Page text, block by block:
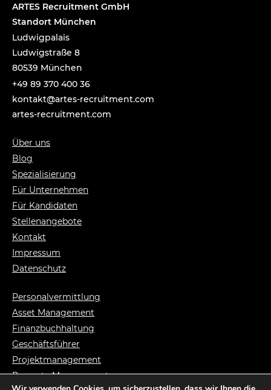
ARTES Recruitment GmbH
Standort München
Ludwigpalais
Ludwigstraße 8
80539 München
+49 89 370 400 36
moc.t
nemti
urcer
-setr
a@tka
tnok
artes-recruitment.com
Über uns
Blog
Spezialisierung
Für Unternehmen
Für Kandidaten
Stellenangebote
Kontakt
Impressum
Datenschutz
Personalvermittlung
Asset Management
Finanzbuchhaltung
Geschäftsführer
Projektmanagement
Property Management